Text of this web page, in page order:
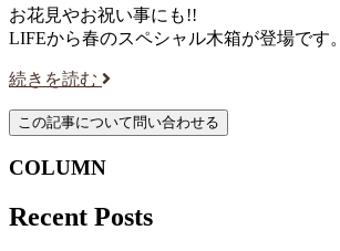
お花見やお祝い事にも!!
LIFEから春のスペシャル木箱が登場です。
続きを読む
COLUMN
Recent Posts